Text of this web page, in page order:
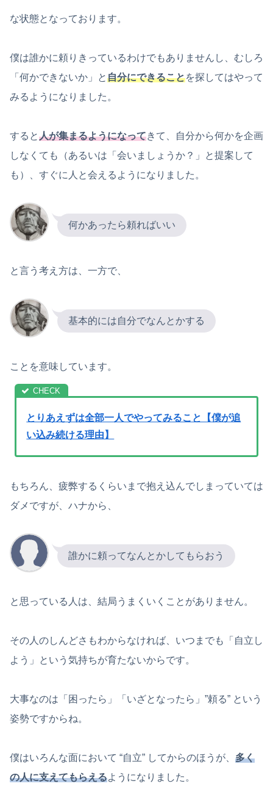
な状態となっております。
僕は誰かに頼りきっているわけでもありませんし、むしろ
「何かできないか」と自分にできることを探してはやって
みるようになりました。
すると人が集まるようになってきて、自分から何かを企画
しなくても（あるいは「会いましょうか？」と提案して
も）、すぐに人と会えるようになりました。
何かあったら頼ればいい
と言う考え方は、一方で、
基本的には自分でなんとかする
ことを意味しています。
とりあえずは全部一人でやってみること【僕が追
い込み続ける理由】
もちろん、疲弊するくらいまで抱え込んでしまっていては
ダメですが、ハナから、
誰かに頼ってなんとかしてもらおう
と思っている人は、結局うまくいくことがありません。
その人のしんどさもわからなければ、いつまでも「自立し
よう」という気持ちが育たないからです。
大事なのは「困ったら」「いざとなったら」”頼る” という
姿勢ですからね。
僕はいろんな面において “自立” してからのほうが、 多く
の人に支えてもらえるようになりました。